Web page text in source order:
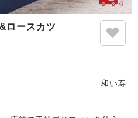
ロースカツ
和い寿